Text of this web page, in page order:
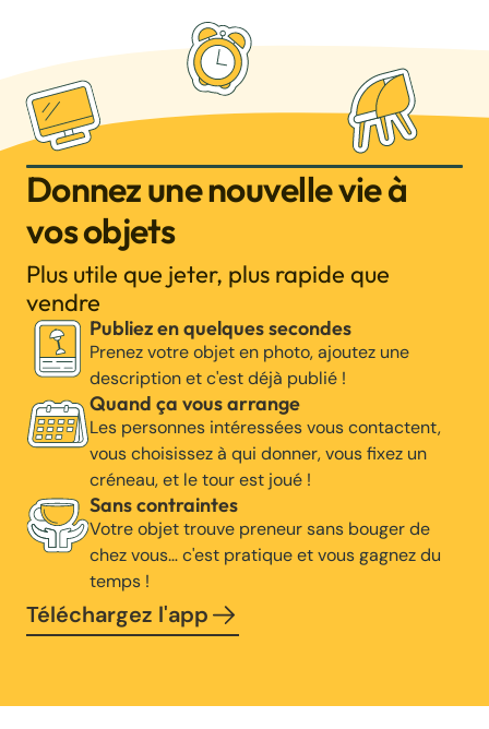
Donnez une nouvelle vie à
vos objets
Plus utile que jeter, plus rapide que
vendre
Publiez en quelques secondes
Prenez votre objet en photo, ajoutez une
description et c'est déjà publié !
Quand ça vous arrange
Les personnes intéressées vous contactent,
vous choisissez à qui donner, vous fixez un
créneau, et le tour est joué !
Sans contraintes
Votre objet trouve preneur sans bouger de
chez vous… c'est pratique et vous gagnez du
temps !
Téléchargez l'app